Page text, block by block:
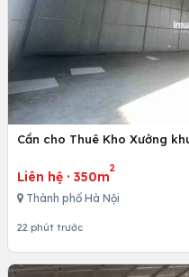
Cần cho Thuê Kho Xưởng
Liên hệ · 350m
2
Thành phố Hà Nội
22 phút trước